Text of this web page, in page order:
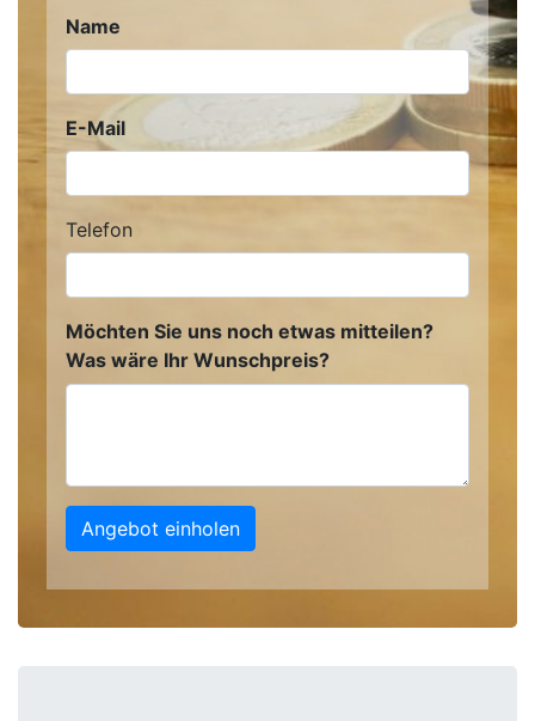
Name
E-Mail
Telefon
Möchten Sie uns noch etwas mitteilen?
Was wäre Ihr Wunschpreis?
Angebot einholen